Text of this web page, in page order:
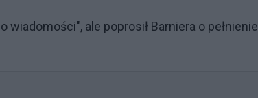
wiadomości", ale poprosił Barniera o pełnienie